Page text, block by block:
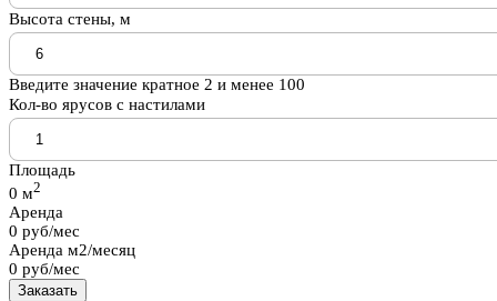
Высота стены, м
Введите значение кратное 2 и менее 100
Кол-во ярусов с настилами
Площадь
0 м2
Аренда
0 руб/мес
Аренда м2/месяц
0 руб/мес
Заказать